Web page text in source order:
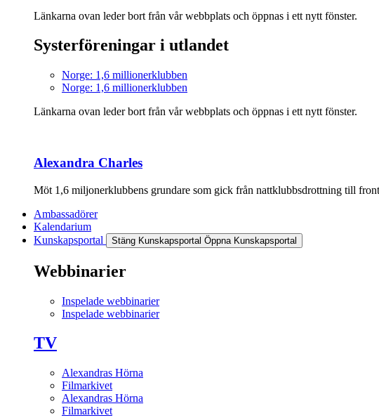
Länkarna ovan leder bort från vår webbplats och öppnas i ett nytt fönster.
Systerföreningar i utlandet
Norge: 1,6 millionerklubben
Norge: 1,6 millionerklubben
Länkarna ovan leder bort från vår webbplats och öppnas i ett nytt fönster.
Alexandra Charles
Möt 1,6 miljonerklubbens grundare som gick från nattklubbsdrottning till
Ambassadörer
Kalendarium
Kunskapsportal
Stäng Kunskapsportal Öppna Kunskapsportal
Webbinarier
Inspelade webbinarier
Inspelade webbinarier
TV
Alexandras Hörna
Filmarkivet
Alexandras Hörna
Filmarkivet